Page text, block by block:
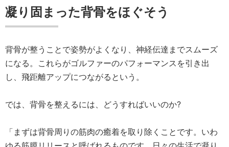
凝り固まった背骨をほぐそう
背骨が整うことで姿勢がよくなり、神経伝達までスムーズ
になる。これらがゴルファーのパフォーマンスを引き出
し、飛距離アップにつながるという。
では、背骨を整えるには、どうすればいいのか?
「まずは背骨周りの筋肉の癒着を取り除くことです。いわ